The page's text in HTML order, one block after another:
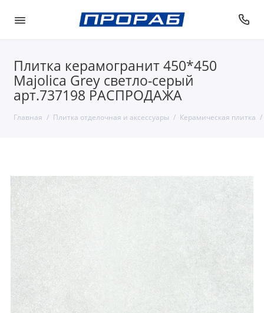
Плитка керамогранит 450*450
Majolica Grey светло-серый
арт.737198 РАСПРОДАЖА
Главная Плитка отделочная и аксессуары Керамическая плитка